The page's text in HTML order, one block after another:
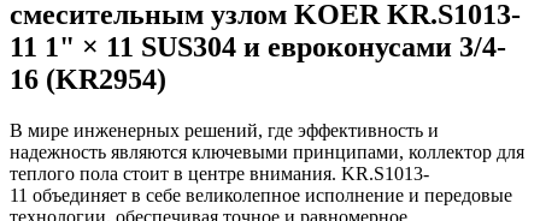
смесительным узлом KOER KR.S1013-
11 1" × 11 SUS304 и евроконусами 3/4-
16 (KR2954)
В мире инженерных решений, где эффективность и
надежность являются ключевыми принципами, коллектор для
теплого пола стоит в центре внимания. KR.S1013-
11 объединяет в себе великолепное исполнение и передовые